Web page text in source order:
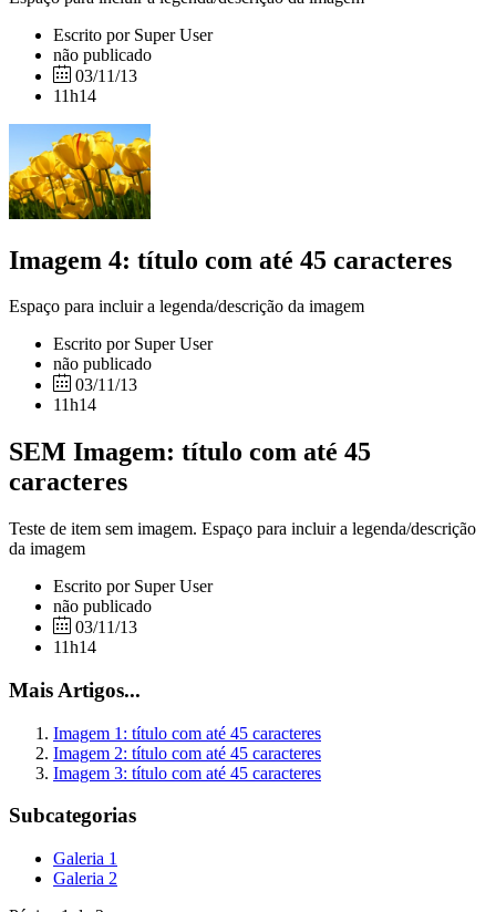
Escrito por Super User
não publicado
03/11/13
11h14
Imagem 4: título com até 45 caracteres
Espaço para incluir a legenda/descrição da imagem
Escrito por Super User
não publicado
03/11/13
11h14
SEM Imagem: título com até 45
caracteres
Teste de item sem imagem. Espaço para incluir a legenda/descrição
da imagem
Escrito por Super User
não publicado
03/11/13
11h14
Mais Artigos...
Imagem 1: título com até 45 caracteres
Imagem 2: título com até 45 caracteres
Imagem 3: título com até 45 caracteres
Subcategorias
Galeria 1
Galeria 2